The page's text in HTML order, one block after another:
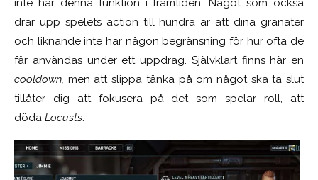
inte har denna funktion i framtiden. Något som också
drar upp spelets action till hundra är att dina granater
och liknande inte har någon begränsning för hur ofta de
får användas under ett uppdrag. Självklart finns här en
cooldown, men att slippa tänka på om något ska ta slut
tillåter dig att fokusera på det som spelar roll, att
döda Locusts.